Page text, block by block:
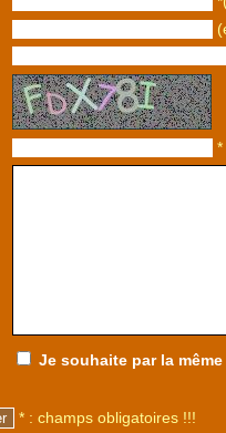
*
Je souhaite par la
* : champs obligatoires !!!